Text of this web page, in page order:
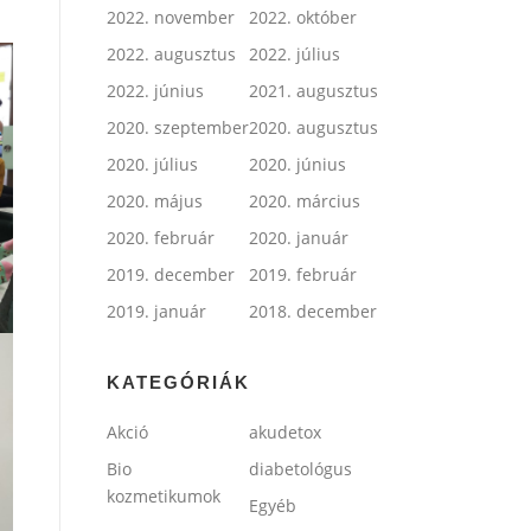
2022. november
2022. október
2022. augusztus
2022. július
2022. június
2021. augusztus
2020. szeptember2020. augusztus
2020. július
2020. június
2020. május
2020. március
2020. február
2020. január
2019. december
2019. február
2019. január
2018. december
KATEGÓRIÁK
Akció
akudetox
Bio
kozmetikumok
diabetológus
Egyéb